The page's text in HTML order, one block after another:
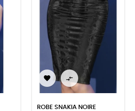
 
ROBE SNAKIA NOIRE